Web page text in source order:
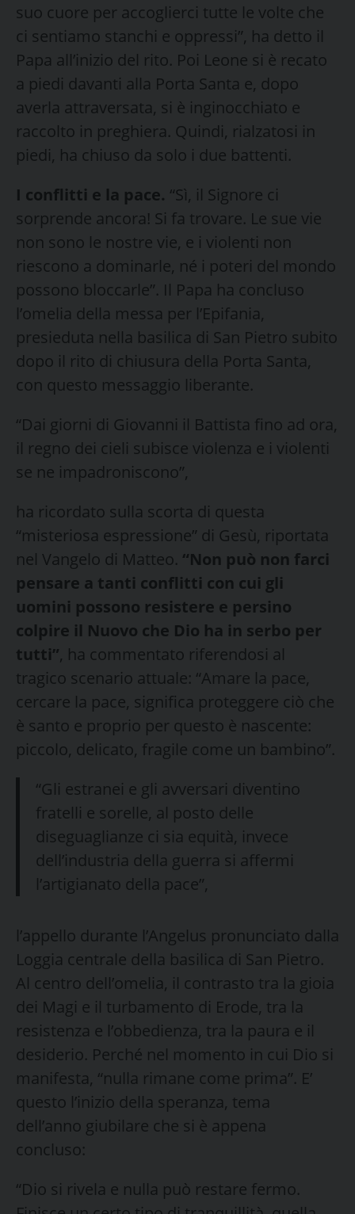
suo cuore per accoglierci tutte le volte che
ci sentiamo stanchi e oppressi”, ha detto il
Papa all’inizio del rito. Poi Leone si è recato
a piedi davanti alla Porta Santa e, dopo
averla attraversata, si è inginocchiato e
raccolto in preghiera. Quindi, rialzatosi in
piedi, ha chiuso da solo i due battenti.
I conflitti e la pace. “Sì, il Signore ci
sorprende ancora! Si fa trovare. Le sue vie
non sono le nostre vie, e i violenti non
riescono a dominarle, né i poteri del mondo
possono bloccarle”. Il Papa ha concluso
l’omelia della messa per l’Epifania,
presieduta nella basilica di San Pietro subito
dopo il rito di chiusura della Porta Santa,
con questo messaggio liberante.
“Dai giorni di Giovanni il Battista fino ad ora,
il regno dei cieli subisce violenza e i violenti
se ne impadroniscono”,
ha ricordato sulla scorta di questa
“misteriosa espressione” di Gesù, riportata
nel Vangelo di Matteo. “Non può non farci
pensare a tanti conflitti con cui gli
uomini possono resistere e persino
colpire il Nuovo che Dio ha in serbo per
tutti”, ha commentato riferendosi al
tragico scenario attuale: “Amare la pace,
cercare la pace, significa proteggere ciò che
è santo e proprio per questo è nascente:
piccolo, delicato, fragile come un bambino”.
“Gli estranei e gli avversari diventino
fratelli e sorelle, al posto delle
diseguaglianze ci sia equità, invece
dell’industria della guerra si affermi
l’artigianato della pace”,
l’appello durante l’Angelus pronunciato dalla
Loggia centrale della basilica di San Pietro.
Al centro dell’omelia, il contrasto tra la gioia
dei Magi e il turbamento di Erode, tra la
resistenza e l’obbedienza, tra la paura e il
desiderio. Perché nel momento in cui Dio si
manifesta, “nulla rimane come prima”. E’
questo l’inizio della speranza, tema
dell’anno giubilare che si è appena
concluso:
“Dio si rivela e nulla può restare fermo.